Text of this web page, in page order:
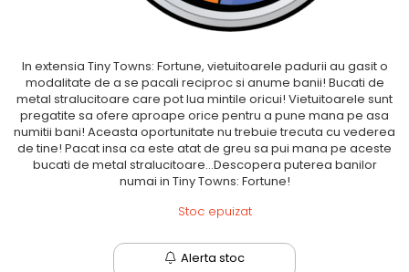
Abstracte
Cultură pop
TOATE JOCURILE
In extensia Tiny Towns: Fortune, vietuitoarele padurii au gasit o
modalitate de a se pacali reciproc si anume banii! Bucati de
metal stralucitoare care pot lua mintile oricui! Vietuitoarele sunt
pregatite sa ofere aproape orice pentru a pune mana pe asa
numitii bani! Aceasta oportunitate nu trebuie trecuta cu vederea
de tine! Pacat insa ca este atat de greu sa pui mana pe aceste
bucati de metal stralucitoare…Descopera puterea banilor
numai in Tiny Towns: Fortune!
Stoc epuizat
Alerta stoc